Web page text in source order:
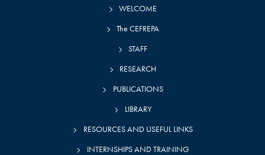
WELCOME
The CEFREPA
STAFF
RESEARCH
PUBLICATIONS
LIBRARY
RESOURCES AND USEFUL LINKS
INTERNSHIPS AND TRAINING